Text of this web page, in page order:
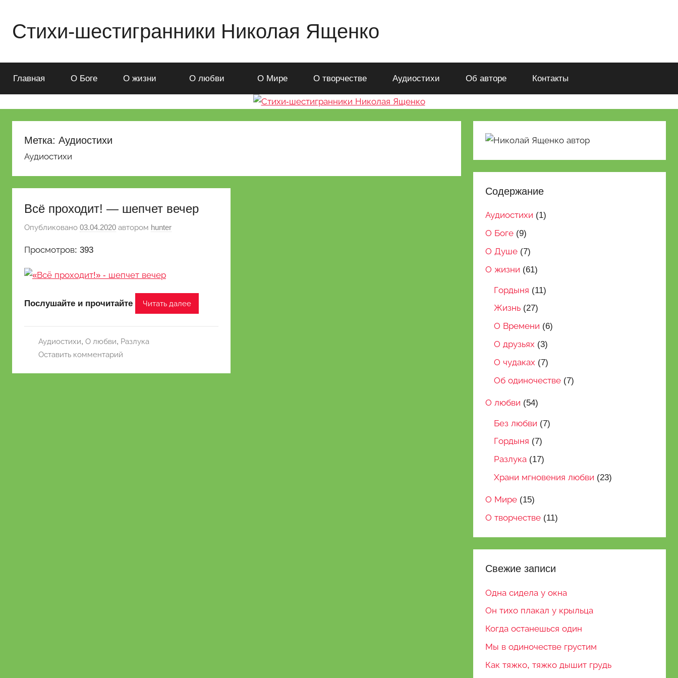
содержимому
Стихи-шестигранники Николая Ященко
шестигранники
Николая
Главная О Боге О жизни О любви О Мире О творчестве Аудиостихи Об авторе Контакты
Метка: Аудиостихи
Аудиостихи
Всё проходит! — шепчет вечер
Опубликовано 03.04.2020 автором hunter
Просмотров: 393
Послушайте и прочитайте Читать далее
Аудиостихи, О любви, Разлука
Оставить комментарий
Содержание
Аудиостихи (1)
О Боге (9)
О Душе (7)
О жизни (61)
Гордыня (11)
Жизнь (27)
О Времени (6)
О друзьях (3)
О чудаках (7)
Об одиночестве (7)
О любви (54)
Без любви (7)
Гордыня (7)
Разлука (17)
Храни мгновения любви (23)
О Мире (15)
О творчестве (11)
Свежие записи
Одна сидела у окна
Он тихо плакал у крыльца
Когда останешься один
Мы в одиночестве грустим
Как тяжко, тяжко дышит грудь